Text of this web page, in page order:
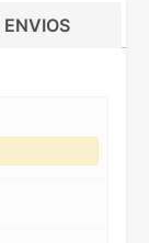
ENVIOS